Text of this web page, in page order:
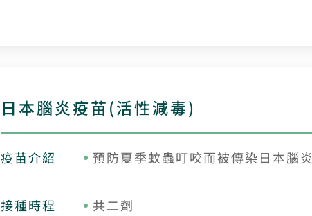
日本腦炎疫苗(活性減毒)
疫苗介紹 預防夏季蚊蟲叮咬而被傳染日本腦炎
接種時程 共二劑